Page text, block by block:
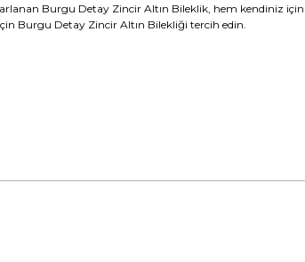
Burgu Detay Zincir Altın Bileklik, hem kendiniz
Burgu Detay Zincir Altın Bilekliği tercih edin.